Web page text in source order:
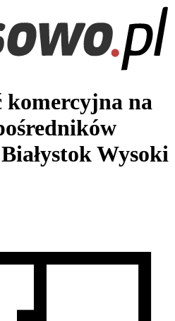
komercyjna na
Białystok Wysoki